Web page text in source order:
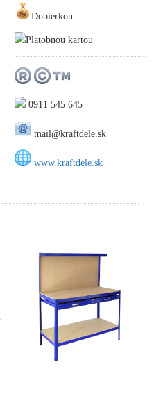
Dobierkou
Platobnou kartou
0911 545 645
mail@kraftdele.sk
www.kraftdele.sk